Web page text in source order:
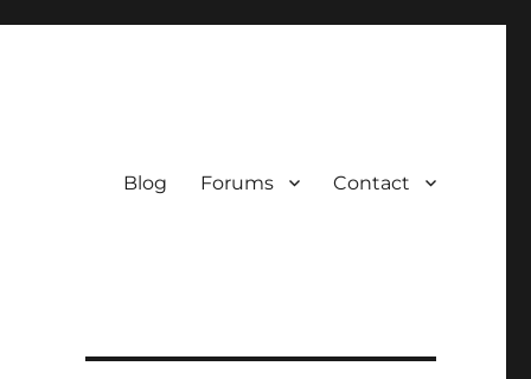
Blog Forums Contact